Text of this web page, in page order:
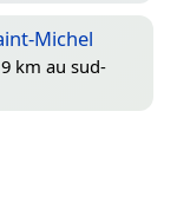
Michel
km au sud-